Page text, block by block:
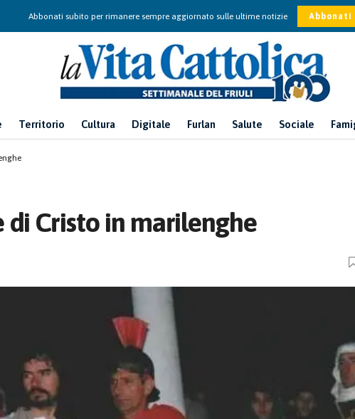
Abbonati subito per rimanere sempre aggiornato sulle ultime notizie Abbonati
Territorio Cultura Digitale Furlan Salute Sociale
di Cristo in marilenghe